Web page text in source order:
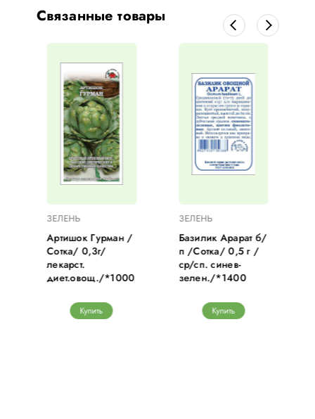
Связанные товары
ЗЕЛЕНЬ
Артишок Гурман /
Сотка/ 0,3г/
лекарст.
диет.овощ./*1000
Купить
ЗЕЛЕНЬ
Базилик Арарат б/
п /Сотка/ 0,5 г /
ср/сп. синев-
зелен./*1400
Купить